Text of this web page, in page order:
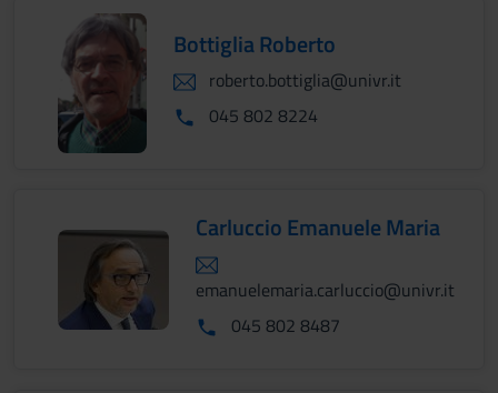
Bottiglia Roberto
roberto.bottiglia@univr.it
045 802 8224
Carluccio Emanuele Maria
emanuelemaria.carluccio@univr.it
045 802 8487